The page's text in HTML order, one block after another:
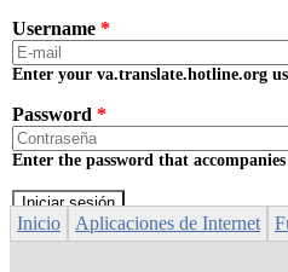
Username *
Enter your va.translate.hotline.org
Password *
Enter the password that
Inicio Aplicaciones de Internet